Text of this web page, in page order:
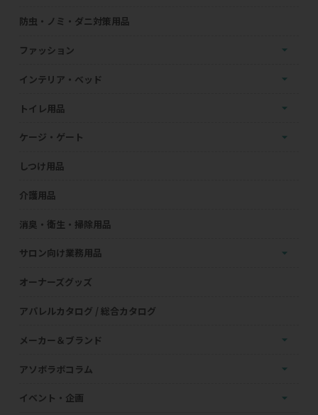
防虫・ノミ・ダニ対策用品
ファッション
インテリア・ベッド
トイレ用品
ケージ・ゲート
しつけ用品
介護用品
消臭・衛生・掃除用品
サロン向け業務用品
オーナーズグッズ
アパレルカタログ / 総合カタログ
メーカー＆ブランド
アソボラボコラム
イベント・企画